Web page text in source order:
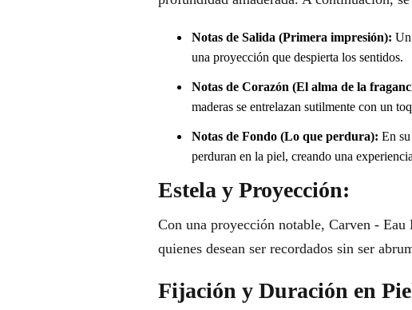
Notas de Salida (Primera impresión): Un
una proyección que despierta los sentidos.
Notas de Corazón (El alma de la
maderas se entrelazan sutilmente con un
Notas de Fondo (Lo que perdura): En
perduran en la piel, creando una
Estela y Proyección:
Con una proyección notable, Carven -
quienes desean ser recordados sin ser
Fijación y Duración en